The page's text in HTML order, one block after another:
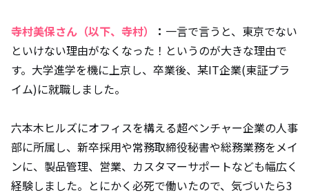
寺村美保さん（以下、寺村） ： 一言で言うと、東京でない
といけない理由がなくなった！というのが大きな理由で
す。大学進学を機に上京し、卒業後、某IT企業(東証プラ
イム)に就職しました。
六本木ヒルズにオフィスを構える超ベンチャー企業の人事
部に所属し、新卒採用や常務取締役秘書や総務業務をメイ
ンに、製品管理、営業、カスタマーサポートなども幅広く
経験しました。とにかく必死で働いたので、気づいたら3